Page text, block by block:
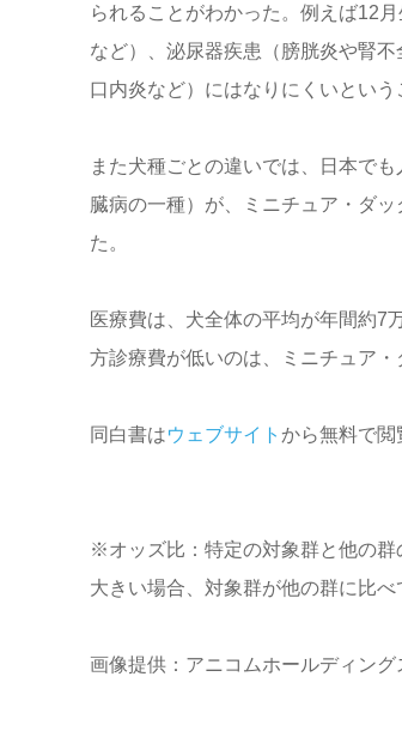
られることがわかった。例えば12
など）、泌尿器疾患（膀胱炎や腎
口内炎など）にはなりにくいという
また犬種ごとの違いでは、日本で
臓病の一種）が、ミニチュア・ダ
た。
医療費は、犬全体の平均が年間約7
方診療費が低いのは、ミニチュア
同白書はウェブサイト から無料で閲
※オッズ比：特定の対象群と他の群
大きい場合、対象群が他の群に比
画像提供：アニコムホールディング